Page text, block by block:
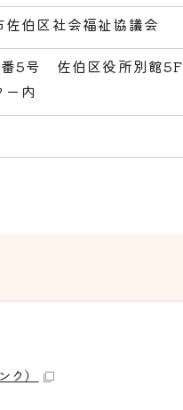
伯区社会福祉協議会
5号 佐伯区役所別館5F
内
ク）